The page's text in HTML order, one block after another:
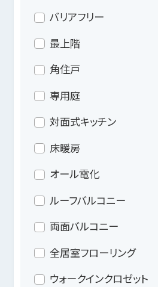
バリアフリー
最上階
角住戸
専用庭
対面式キッチン
床暖房
オール電化
ルーフバルコニー
両面バルコニー
全居室フローリング
ウォークインクロゼット